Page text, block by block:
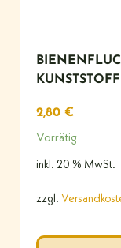
UNSTSTOFF
2,80 €
Vorrätig
inkl. 20 % MwSt.
zzgl.